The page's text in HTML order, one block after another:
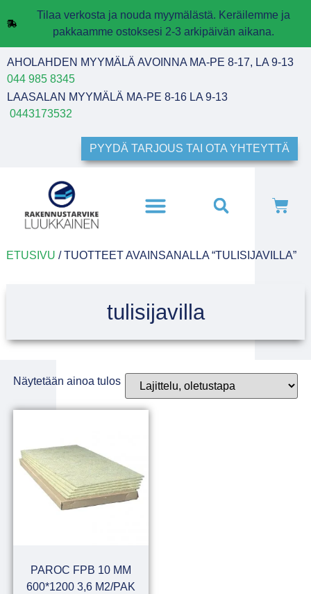
Tilaa verkosta ja nouda myymälästä. Keräilemme ja
pakkaamme ostoksesi 2-3 arkipäivän aikana.
AHOLAHDEN MYYMÄLÄ AVOINNA MA-PE 8-17, LA 9-13
044 985 8345
LAASALAN MYYMÄLÄ MA-PE 8-16 LA 9-13
0443173532
PYYDÄ TARJOUS TAI OTA YHTEYTTÄ
ETUSIVU / TUOTTEET AVAINSANALLA “TULISIJAVILLA”
tulisijavilla
Näytetään ainoa tulos
PAROC FPB 10 MM
600*1200 3,6 M2/PAK